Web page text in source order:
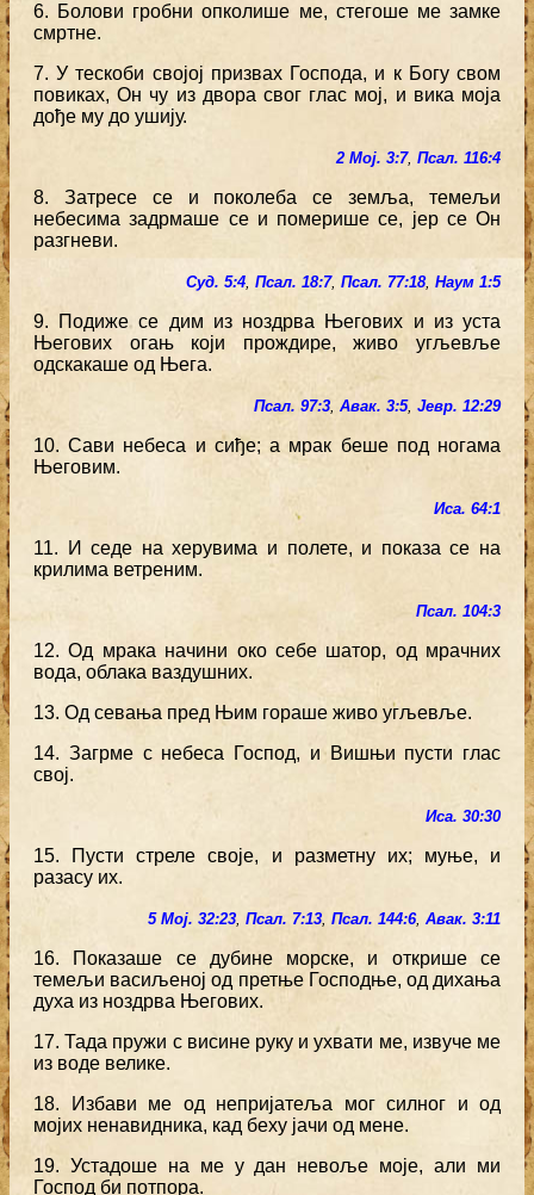
6. Болови гробни опколише ме, стегоше ме замке
смртне.
7. У тескоби својој призвах Господа, и к Богу свом
повиках, Он чу из двора свог глас мој, и вика моја
дође му до ушију.
2 Мој. 3:7, Псал. 116:4
8. Затресе се и поколеба се земља, темељи
небесима задрмаше се и померише се, јер се Он
разгневи.
Суд. 5:4, Псал. 18:7, Псал. 77:18, Наум 1:5
9. Подиже се дим из ноздрва Његових и из уста
Његових огањ који прождире, живо угљевље
одскакаше од Њега.
Псал. 97:3, Авак. 3:5, Јевр. 12:29
10. Сави небеса и сиђе; а мрак беше под ногама
Његовим.
Иса. 64:1
11. И седе на херувима и полете, и показа се на
крилима ветреним.
Псал. 104:3
12. Од мрака начини око себе шатор, од мрачних
вода, облака ваздушних.
13. Од севања пред Њим гораше живо угљевље.
14. Загрме с небеса Господ, и Вишњи пусти глас
свој.
Иса. 30:30
15. Пусти стреле своје, и разметну их; муње, и
разасу их.
5 Мој. 32:23, Псал. 7:13, Псал. 144:6, Авак. 3:11
16. Показаше се дубине морске, и открише се
темељи васиљеној од претње Господње, од дихања
духа из ноздрва Његових.
17. Тада пружи с висине руку и ухвати ме, извуче ме
из воде велике.
18. Избави ме од непријатеља мог силног и од
мојих ненавидника, кад беху јачи од мене.
19. Устадоше на ме у дан невоље моје, али ми
Господ би потпора.